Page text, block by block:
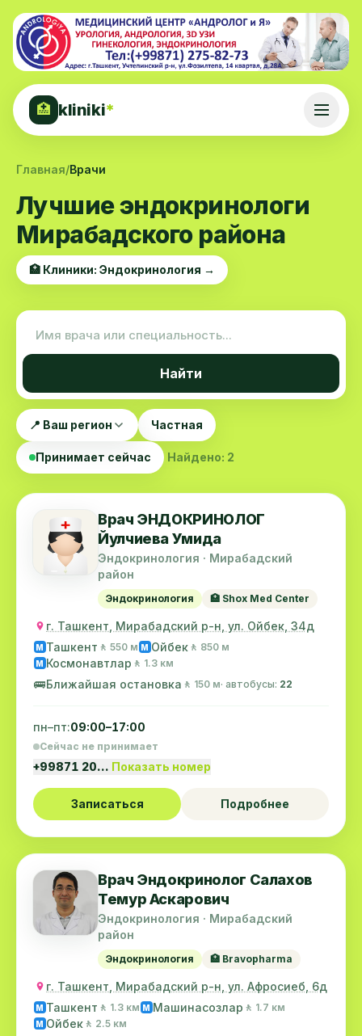
🏥 kliniki*
Главная/Врачи
Лучшие эндокринологи
Мирабадского района
🏥 Клиники: Эндокринология →
Найти
📍 Ваш регион Частная
Принимает сейчас Найдено: 2
Врач ЭНДОКРИНОЛОГ
Йулчиева Умида
Эндокринология · Мирабадский
район
Эндокринология 🏥 Shox Med Center
г. Ташкент, Мирабадский р-н, ул. Ойбек, 34д
M Ташкент 🚶 550 м M Ойбек 🚶 850 м
M Космонавтлар 🚶 1.3 км
🚌Ближайшая остановка 🚶 150 м· автобусы: 22
пн–пт:09:00–17:00
Сейчас не принимает
+99871 20… Показать номер
Записаться Подробнее
Врач Эндокринолог Салахов
Темур Аскарович
Эндокринология · Мирабадский
район
Эндокринология 🏥 Bravopharma
г. Ташкент, Мирабадский р-н, ул. Афросиеб, 6д
M Ташкент 🚶 1.3 км M Машинасозлар 🚶 1.7 км
M Ойбек 🚶 2.5 км